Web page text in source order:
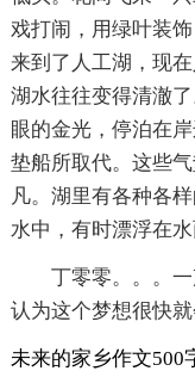
戏打闹，用绿叶装
来到了人工湖，现
湖水往往变得清澈
眼的金光，停泊在
垫船所取代。这些
凡。湖里有各种各
水中，有时漂浮在
丁零零。。。
认为这个梦想很快就
未来的家乡作文500